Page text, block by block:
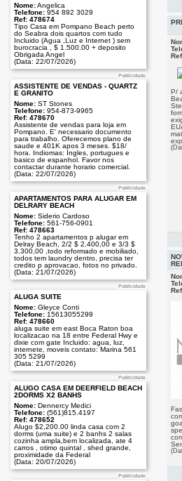
Nome:Angelica
Telefone: 954 892 3029
Ref: 478674
Tipo Casa em Pompano Beach perto
do Seabra dois quartos com tudo
Incluido (Agua ,Luz e Internet ) sem
burocracia , $ 1.500.00 + deposito
Obrigada Angel
(Data: 22/07/2026)
Publicidade
ASSISTENTE DE VENDAS - QUARTZ
E GRANITO
Nome: ST Stones
Telefone: 954-873-9965
Ref: 478670
Assistente de vendas para loja em
Pompano. E' necessario documento
para trabalho. Oferecemos plano de
saude e 401K apos 3 meses. $18/
hora. Indiomas: Ingles, portugues e
basico de espanhol. Favor nos
contactar durante horario comercial.
(Data: 22/07/2026)
Publicidade
APARTAMENTOS PARA ALUGAR EM
DELRARY BEACH
Nome: Siderio Cardoso
Telefone: 561-756-0901
Ref: 478663
Tenho 2 apartamentos p alugar em
Delray Beach, 2/2 $ 2.400,00 e 3/3 $
3.300,00 ,todo reformado e mobiliado,
todos tem laundry dentro, precisa ter
credito p aprovacao, fotos no privado.
(Data: 21/07/2026)
Publicidade
ALUGA SUITE
Nome: Gleyce Conti
Telefone: 15613055299
Ref: 478660
aluga suite em east Boca Raton boa
localizacao na 18 entre Federal Hwy e
dixie com gate Incluido: agua, luz,
internete, moveis contato: Marina 561
305 5299
(Data: 21/07/2026)
Publicidade
ALUGO CASA EM DEERFIELD BEACH
2DORMS X2 BANHS
Nome: Dennercy Medici
Telefone: (561)815.4197
Ref: 478652
Alugo $2,200.00 linda casa com 2
dorms (uma suite) e 2 banhs 2 salas
cozinha ampla,bem localizada, ate 4
carros , otimo quintal , shed grande,
proximidade da Federal
(Data: 20/07/2026)
Publicidade
P/